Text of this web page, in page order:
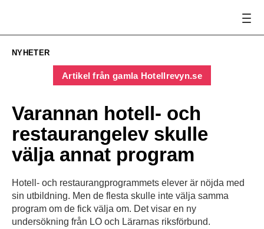
NYHETER
Artikel från gamla Hotellrevyn.se
Varannan hotell- och
restaurangelev skulle
välja annat program
Hotell- och restaurangprogrammets elever är nöjda med
sin utbildning. Men de flesta skulle inte välja samma
program om de fick välja om. Det visar en ny
undersökning från LO och Lärarnas riksförbund.